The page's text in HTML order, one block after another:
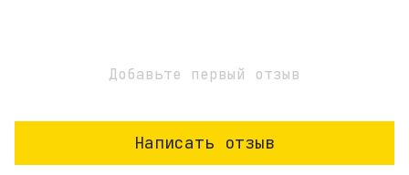
Добавьте первый отзыв
Написать отзыв